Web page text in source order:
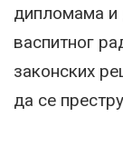
дипломама и
васпитног
законских
да се